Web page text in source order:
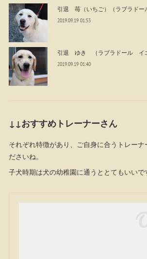
引退 苺（いちご）（ラブラドー
2019.09.19 01:53
引退 ゆき （ラブラドール イ
2019.09.19 01:40
↓↓おすすめトレーナーさん
それぞれ特徴があり、ご自身に合うトレーナ
ださいね。
子犬時期は犬の幼稚園に通うととてもいいで